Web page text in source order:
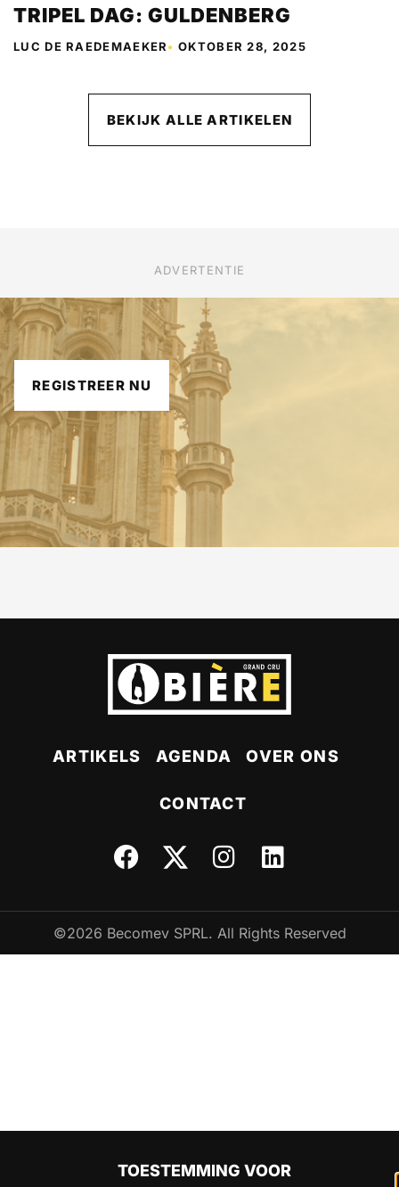
TOESTEMMING VOOR
TRIPEL DAG: GULDENBERG
LUC DE RAEDEMAEKER•OKTOBER 28, 2025
BEKIJK ALLE ARTIKELEN
ADVERTENTIE
REGISTREER NU
ARTIKELS AGENDA OVER ONS
CONTACT
©2026 Becomev SPRL. All Rights Reserved